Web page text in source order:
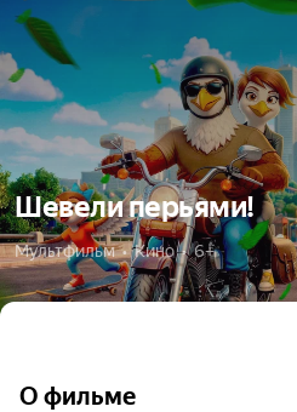
Шевели перьями!
Мультфильм  •  Кино  •  6+
О фильме